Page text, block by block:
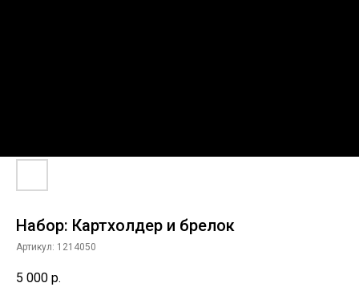
Набор: Картхолдер и брелок
Артикул: 1214050
5 000 р.